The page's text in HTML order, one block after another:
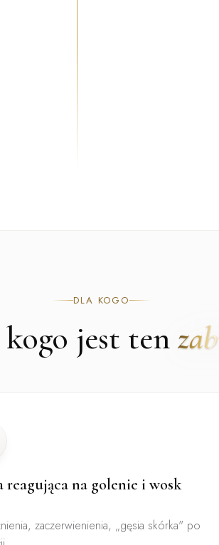
DLA KOGO
jest ten
reagująca na golenie i wosk
zaczerwienienia, „gęsia skórka" po